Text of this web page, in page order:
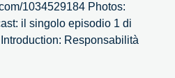
1034529184 Photos:
il singolo episodio 1 di
Responsabilità